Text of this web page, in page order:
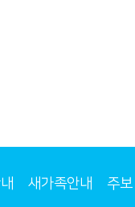
새가족안내 주보